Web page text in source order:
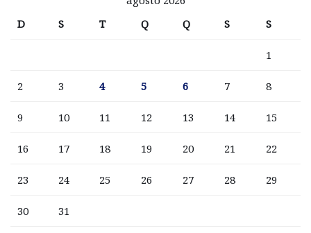
D
S T Q Q S S
1
2 3 4 5 6 7 8
9 10 11 12 13 14 15
16 17 18 19 20 21 22
23 24 25 26 27 28 29
30 31